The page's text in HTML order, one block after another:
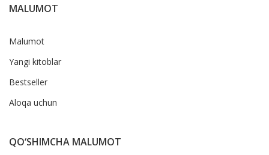
MALUMOT
Malumot
Yangi kitoblar
Bestseller
Aloqa uchun
QO‘SHIMCHA MALUMOT